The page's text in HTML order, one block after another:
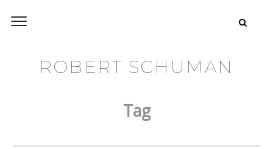
ROBERT SCHUMAN
Tag